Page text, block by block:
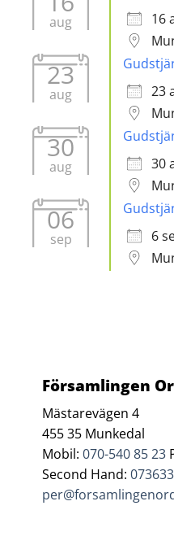
aug
16
23
aug
23
30
aug
30
06
sep
6
Församlingen
Mästarevägen 4
455 35 Munkedal
Mobil:070-540 85 23
Second Hand: